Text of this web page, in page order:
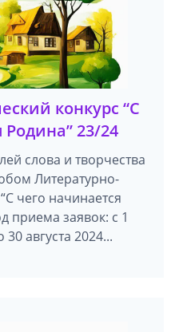
конкурс “C
Родина” 23/24
слова и творчества
Литературно-
чего начинается
заявок: с 1
августа 2024...